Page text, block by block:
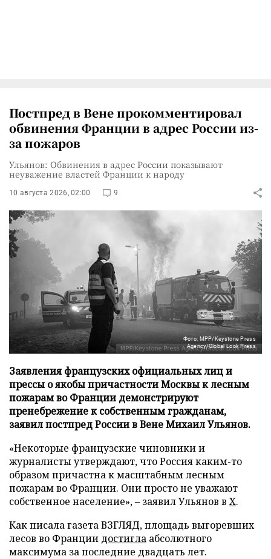
Постпред в Вене прокомментировал
обвинения Франции в адрес России из-
за пожаров
Ульянов: Обвинения в адрес России показывают
неуважение властей Франции к народу
10 августа 2026, 02:00 9
Фото: MPP/Keystone Press
Agency/Global Look Press
Заявления французских официальных лиц и
прессы о якобы причастности Москвы к лесным
пожарам во Франции демонстрируют
пренебрежение к собственным гражданам,
заявил постпред России в Вене Михаил Ульянов.
«Некоторые французские чиновники и
журналисты утверждают, что Россия каким-то
образом причастна к масштабным лесным
пожарам во Франции. Они просто не уважают
собственное население», – заявил Ульянов в X.
Как писала газета ВЗГЛЯД, площадь выгоревших
лесов во Франции достигла абсолютного
максимума за последние двадцать лет.